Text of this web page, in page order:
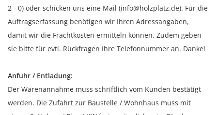
2 - 0) oder schicken uns eine Mail (info@holzplatz.de). Für die
Auftragserfassung benötigen wir Ihren Adressangaben,
damit wir die Frachtkosten ermitteln können. Zudem geben
sie bitte für evtl. Rückfragen Ihre Telefonnummer an. Danke!
Anfuhr / Entladung:
Der Warenannahme muss schriftlich vom Kunden bestätigt
werden. Die Zufahrt zur Baustelle / Wohnhaus muss mit